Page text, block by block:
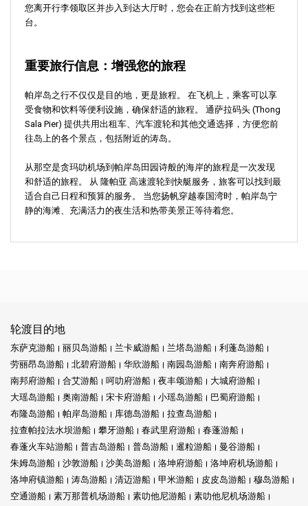
您离开行李领取区并步入到达大厅时，您会在正前方找到这些柜
台。
重要旅行信息：增强您的旅程
帕岸岛之行不仅仅是目的地，更是旅程。 在飞机上，乘客可以享
受食物和饮料等便利设施，确保舒适的旅程。 通萨拉码头 (Thong
Sala Pier) 提供共用出租车、汽车渡轮和其他交通选择，方便您前
往岛上的各个景点，包括附近的涛岛。
从那空是贪玛叻机场到帕岸岛田园诗般的海岸的旅程是一次发现
和舒适的旅程。 从 隆帕亚 高速渡轮到快艇服务，旅客可以找到最
适合自己日程和预算的服务。 当您扬帆穿越泰国湾时，帕岸岛宁
静的海滩、充满活力的夜生活和热带美景正等待着您。
轮渡目的地
东萨克游船 丽贝岛游船 兰卡威游船 兰塔岛游船
利蓬岛游船
劳丽昂岛游船
北碧府游船 华欣游船 南园岛游船
南奔府游船
南邦府游船
合艾游船 呵叻府游船 夜丰颂游船
大城府游船
大瑶岛游船
奥南游船 宋卡府游船 小瑶岛游船
巴蜀府游船
布隆岛游船
帕岸岛游船 库德岛游船
拉查岛游船
拉查帕拉法水坝游船
攀牙游船 春武里府游船
春蓬游船
春蓬火车站游船
普吉岛游船 普岛游船 暹粒游船
曼谷游船
朱姆岛游船
沙敦游船 沙美岛游船 洛坤府游船
洛坤府机场游船
洛坤府镇游船
涛岛游船 清迈游船 甲米游船 皮皮岛游船
穆岛游船
空通游船
素万那普机场游船 素叻他尼游船
素叻他尼机场游船